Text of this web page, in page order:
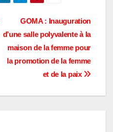
GOMA : Inauguration
d’une salle polyvalente à la
maison de la femme pour
la promotion de la femme
et de la paix